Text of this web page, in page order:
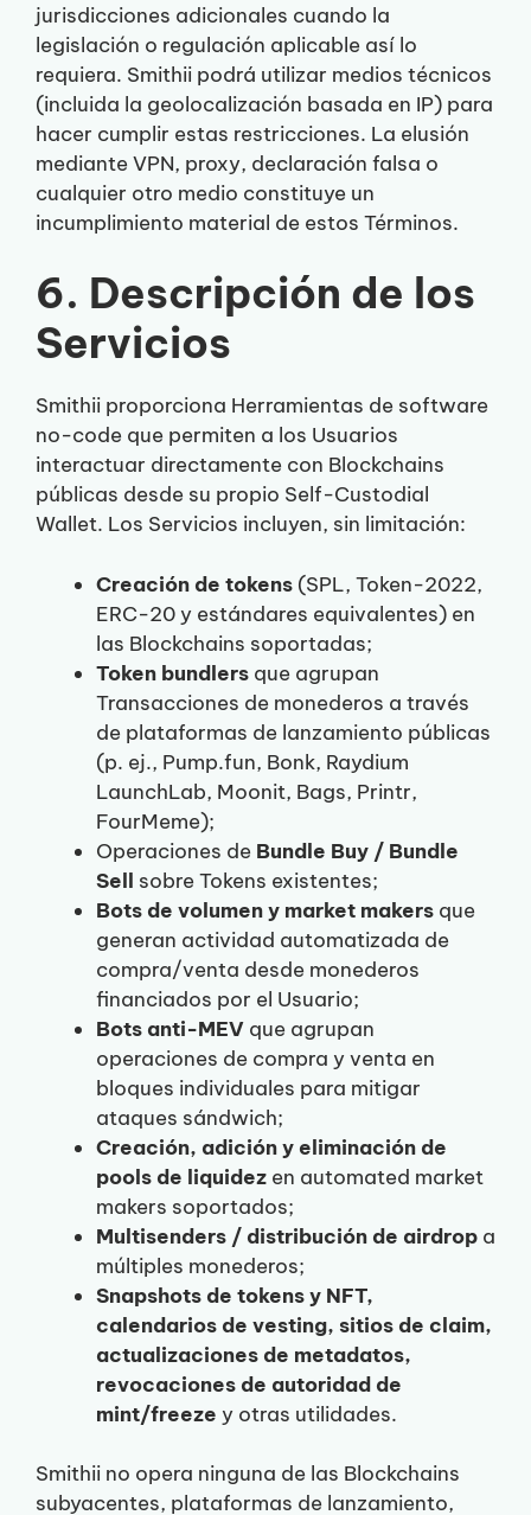
jurisdicciones adicionales cuando la
legislación o regulación aplicable así lo
requiera. Smithii podrá utilizar medios técnicos
(incluida la geolocalización basada en IP) para
hacer cumplir estas restricciones. La elusión
mediante VPN, proxy, declaración falsa o
cualquier otro medio constituye un
incumplimiento material de estos Términos.
6. Descripción de los
Servicios
Smithii proporciona Herramientas de software
no-code que permiten a los Usuarios
interactuar directamente con Blockchains
públicas desde su propio Self-Custodial
Wallet. Los Servicios incluyen, sin limitación:
Creación de tokens (SPL, Token-2022,
ERC-20 y estándares equivalentes) en
las Blockchains soportadas;
Token bundlers que agrupan
Transacciones de monederos a través
de plataformas de lanzamiento públicas
(p. ej., Pump.fun, Bonk, Raydium
LaunchLab, Moonit, Bags, Printr,
FourMeme);
Operaciones de Bundle Buy / Bundle
Sell sobre Tokens existentes;
Bots de volumen y market makers que
generan actividad automatizada de
compra/venta desde monederos
financiados por el Usuario;
Bots anti-MEV que agrupan
operaciones de compra y venta en
bloques individuales para mitigar
ataques sándwich;
Creación, adición y eliminación de
pools de liquidez en automated market
makers soportados;
Multisenders / distribución de airdrop a
múltiples monederos;
Snapshots de tokens y NFT,
calendarios de vesting, sitios de claim,
actualizaciones de metadatos,
revocaciones de autoridad de
mint/freeze y otras utilidades.
Smithii no opera ninguna de las Blockchains
subyacentes, plataformas de lanzamiento,